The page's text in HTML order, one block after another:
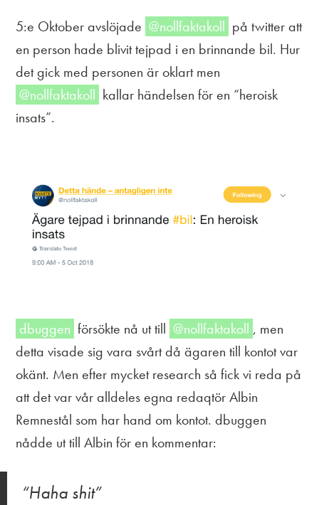
5:e Oktober avslöjade @nollfaktakoll på twitter att
en person hade blivit tejpad i en brinnande bil. Hur
det gick med personen är oklart men
@nollfaktakoll kallar händelsen för en “heroisk
insats”.
dbuggen försökte nå ut till @nollfaktakoll , men
detta visade sig vara svårt då ägaren till kontot var
okänt. Men efter mycket research så fick vi reda på
att det var vår alldeles egna redaqtör Albin
Remnestål som har hand om kontot. dbuggen
nådde ut till Albin för en kommentar:
Haha shit